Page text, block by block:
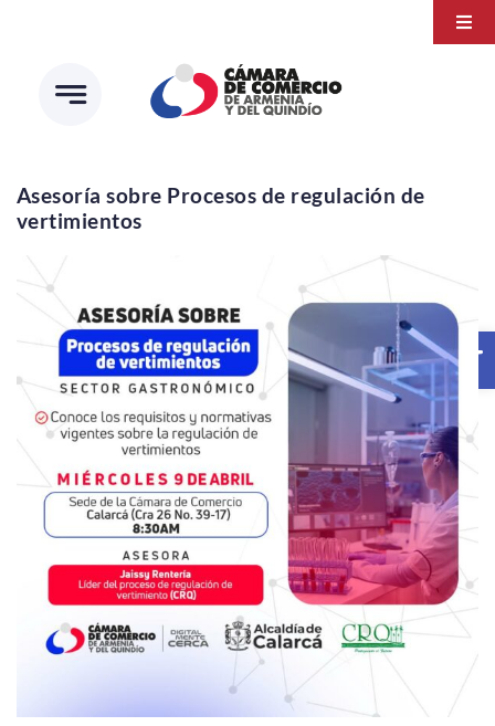
Abrir
contenido
Estudios e Investigaciones
Asesoría sobre Procesos de regulación de
vertimientos